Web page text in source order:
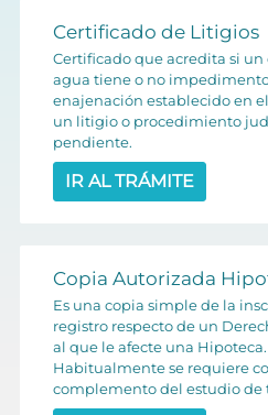
Certificado de Litigios
Certificado que acredita si un
agua tiene o no
enajenación establecido en
un litigio o procedimiento
pendiente.
IR AL TRÁMITE
Copia Autorizada
Es una copia simple de la
registro respecto de un
al que le afecte una Hipoteca.
Habitualmente se requiere
complemento del estudio de